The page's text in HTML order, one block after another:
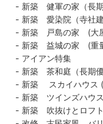
新築 健軍の家（長期
新築 愛染院（寺社建
新築 戸島の家 (大屋
新築 益城の家 (重量
アイアン特集
新築 茶和庭（長期優
新築 スカイハウス (
新築 ツインズハウス
新築 吹抜けとロフ